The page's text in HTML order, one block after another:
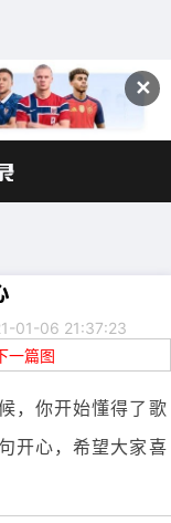
✕
01-06 21:37:23
一篇图
，你开始懂得了歌
开心，希望大家喜